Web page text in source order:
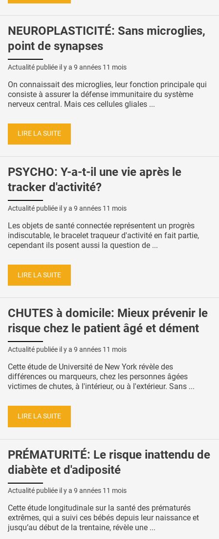
NEUROPLASTICITÉ: Sans microglies,
point de synapses
Actualité publiée il y a 9 années 11 mois
On connaissait des microglies, leur fonction principale qui
consiste à assurer la défense immunitaire du système
nerveux central. Mais ces cellules gliales ...
LIRE LA SUITE
PSYCHO: Y-a-t-il une vie après le
tracker d'activité?
Actualité publiée il y a 9 années 11 mois
Les objets de santé connectée représentent un progrès
indiscutable, le bracelet traqueur d'activité en fait partie,
cependant ils posent aussi la question de ...
LIRE LA SUITE
CHUTES à domicile: Mieux prévenir le
risque chez le patient âgé et dément
Actualité publiée il y a 9 années 11 mois
Cette étude de Université de New York révèle des
différences ou marqueurs, chez les personnes âgées
victimes de chutes, à l'intérieur, ou à l'extérieur. Sans ...
LIRE LA SUITE
PRÉMATURITÉ: Le risque inattendu de
diabète et d'adiposité
Actualité publiée il y a 9 années 11 mois
Cette étude longitudinale sur la santé des prématurés
extrêmes, qui a suivi ces bébés depuis leur naissance et
jusqu’au début de la trentaine, révèle une ...